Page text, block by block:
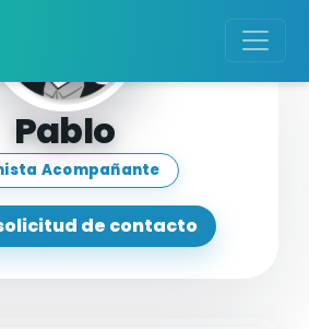
Pablo
Acompañante
de contacto